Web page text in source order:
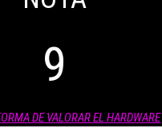
9
DE VALORAR EL HARDWARE